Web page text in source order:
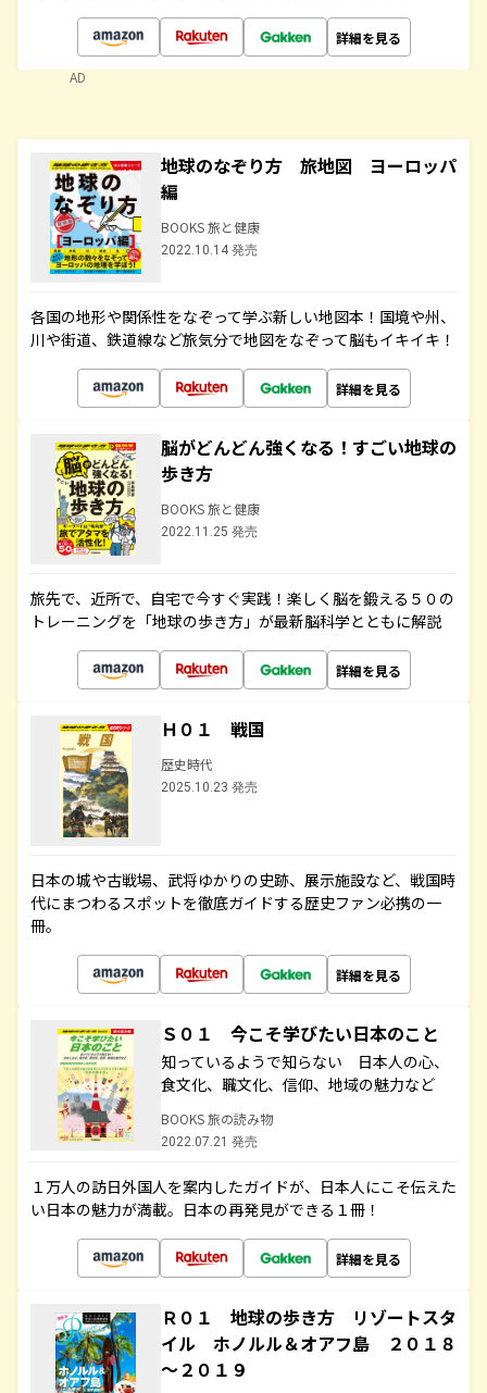
詳細を見る
AD
地球のなぞり方 旅地図 ヨーロッパ
編
BOOKS 旅と健康
2022.10.14 発売
各国の地形や関係性をなぞって学ぶ新しい地図本！国境や州、
川や街道、鉄道線など旅気分で地図をなぞって脳もイキイキ！
詳細を見る
脳がどんどん強くなる！すごい地球の
歩き方
BOOKS 旅と健康
2022.11.25 発売
旅先で、近所で、自宅で今すぐ実践！楽しく脳を鍛える５０の
トレーニングを「地球の歩き方」が最新脳科学とともに解説
詳細を見る
Ｈ０１ 戦国
歴史時代
2025.10.23 発売
日本の城や古戦場、武将ゆかりの史跡、展示施設など、戦国時
代にまつわるスポットを徹底ガイドする歴史ファン必携の一
冊。
詳細を見る
Ｓ０１ 今こそ学びたい日本のこと
知っているようで知らない 日本人の心、
食文化、職文化、信仰、地域の魅力など
BOOKS 旅の読み物
2022.07.21 発売
１万人の訪日外国人を案内したガイドが、日本人にこそ伝えた
い日本の魅力が満載。日本の再発見ができる１冊！
詳細を見る
Ｒ０１ 地球の歩き方 リゾートスタ
イル ホノルル＆オアフ島 ２０１８
～２０１９